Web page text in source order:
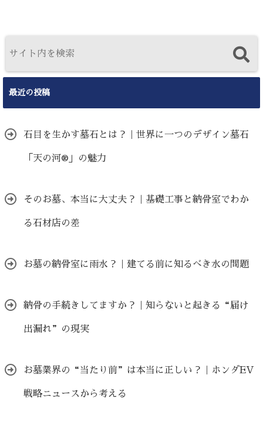
最近の投稿
石目を生かす墓石とは？｜世界に一つのデザイン墓石
「天の河®」の魅力
そのお墓、本当に大丈夫？｜基礎工事と納骨室でわか
る石材店の差
お墓の納骨室に雨水？｜建てる前に知るべき水の問題
納骨の手続きしてますか？｜知らないと起きる“届け
出漏れ”の現実
お墓業界の“当たり前”は本当に正しい？｜ホンダEV
戦略ニュースから考える